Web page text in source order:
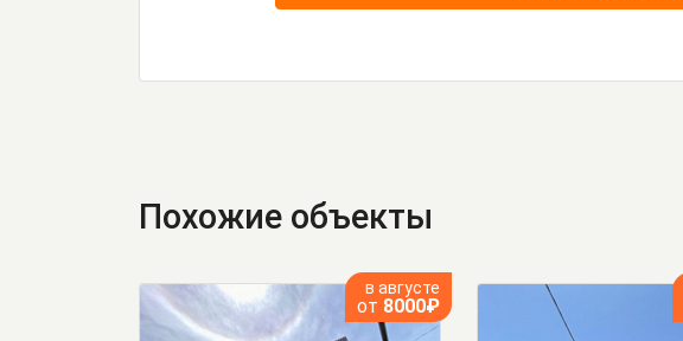
Похожие объекты
в августе
от 8000₽